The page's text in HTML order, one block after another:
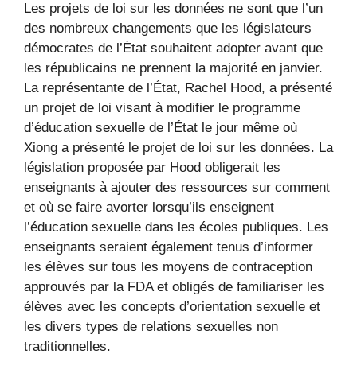
Les projets de loi sur les données ne sont que l’un
des nombreux changements que les législateurs
démocrates de l’État souhaitent adopter avant que
les républicains ne prennent la majorité en janvier.
La représentante de l’État, Rachel Hood, a présenté
un projet de loi visant à modifier le programme
d’éducation sexuelle de l’État le jour même où
Xiong a présenté le projet de loi sur les données. La
législation proposée par Hood obligerait les
enseignants à ajouter des ressources sur comment
et où se faire avorter lorsqu’ils enseignent
l’éducation sexuelle dans les écoles publiques. Les
enseignants seraient également tenus d’informer
les élèves sur tous les moyens de contraception
approuvés par la FDA et obligés de familiariser les
élèves avec les concepts d’orientation sexuelle et
les divers types de relations sexuelles non
traditionnelles.